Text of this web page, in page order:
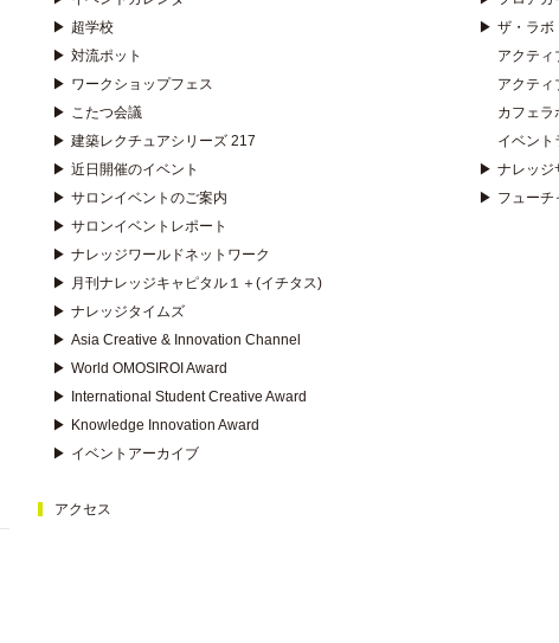
▶ 超学校
▶ 対流ポット
▶ ワークショップフェス
▶ こたつ会議
▶ 建築レクチュアシリーズ 217
▶ 近日開催のイベント
▶ サロンイベントのご案内
▶ サロンイベントレポート
▶ ナレッジワールドネットワーク
▶ 月刊ナレッジキャピタル１＋(イチタス)
▶ ナレッジタイムズ
▶ Asia Creative & Innovation Channel
▶ World OMOSIROI Award
▶
International Student Creative Award
▶ Knowledge Innovation Award
▶ イベントアーカイブ
▶ ザ・ラボ
アクティ
アクティ
カフェラ
イベント
▶ ナレッジ
▶ フューチ
アクセス